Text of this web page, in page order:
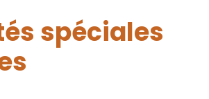
spéciales